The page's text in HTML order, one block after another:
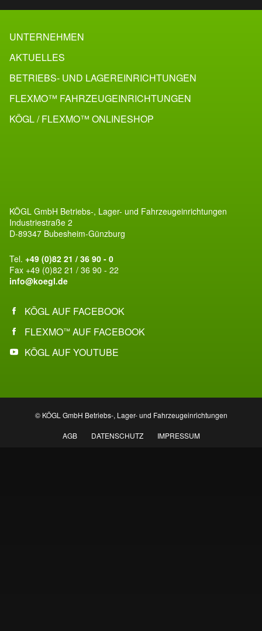
UNTERNEHMEN
AKTUELLES
BETRIEBS- UND LAGEREINRICHTUNGEN
FLEXMO™ FAHRZEUG­EINRICHTUNGEN
KÖGL / FLEXMO™ ONLINESHOP
KÖGL GmbH Betriebs-, Lager- und Fahrzeugeinrichtungen
Industriestraße 2
D-89347 Bubesheim-Günzburg
Tel. +49 (0)82 21 / 36 90 - 0
Fax +49 (0)82 21 / 36 90 - 22
info@koegl.de
KÖGL AUF FACEBOOK
FLEXMO™ AUF FACEBOOK
KÖGL AUF YOUTUBE
© KÖGL GmbH Betriebs-, Lager- und Fahrzeugeinrichtungen
AGB DATENSCHUTZ IMPRESSUM